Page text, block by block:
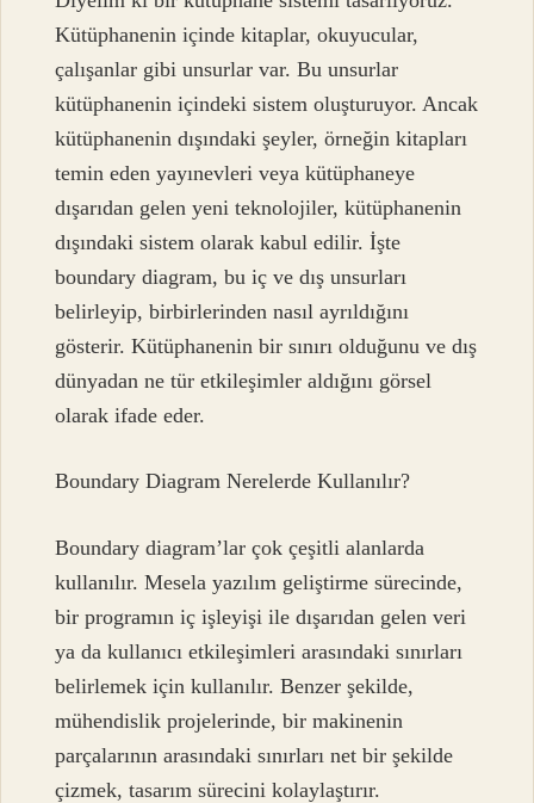
Kütüphanenin içinde kitaplar, okuyucular,
çalışanlar gibi unsurlar var. Bu unsurlar
kütüphanenin içindeki sistem oluşturuyor. Ancak
kütüphanenin dışındaki şeyler, örneğin kitapları
temin eden yayınevleri veya kütüphaneye
dışarıdan gelen yeni teknolojiler, kütüphanenin
dışındaki sistem olarak kabul edilir. İşte
boundary diagram, bu iç ve dış unsurları
belirleyip, birbirlerinden nasıl ayrıldığını
gösterir. Kütüphanenin bir sınırı olduğunu ve dış
dünyadan ne tür etkileşimler aldığını görsel
olarak ifade eder.
Boundary Diagram Nerelerde Kullanılır?
Boundary diagram’lar çok çeşitli alanlarda
kullanılır. Mesela yazılım geliştirme sürecinde,
bir programın iç işleyişi ile dışarıdan gelen veri
ya da kullanıcı etkileşimleri arasındaki sınırları
belirlemek için kullanılır. Benzer şekilde,
mühendislik projelerinde, bir makinenin
parçalarının arasındaki sınırları net bir şekilde
çizmek, tasarım sürecini kolaylaştırır.